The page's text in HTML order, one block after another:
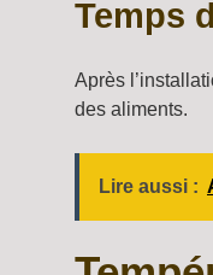
Temps
Après
des aliments.
Lire aussi :